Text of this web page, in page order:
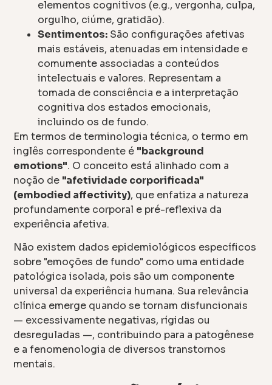
elementos cognitivos (e.g., vergonha, culpa,
orgulho, ciúme, gratidão).
Sentimentos: São configurações afetivas
mais estáveis, atenuadas em intensidade e
comumente associadas a conteúdos
intelectuais e valores. Representam a
tomada de consciência e a interpretação
cognitiva dos estados emocionais,
incluindo os de fundo.
Em termos de terminologia técnica, o termo em
inglês correspondente é "background
emotions". O conceito está alinhado com a
noção de "afetividade corporificada"
(embodied affectivity), que enfatiza a natureza
profundamente corporal e pré-reflexiva da
experiência afetiva.
Não existem dados epidemiológicos específicos
sobre "emoções de fundo" como uma entidade
patológica isolada, pois são um componente
universal da experiência humana. Sua relevância
clínica emerge quando se tornam disfuncionais
— excessivamente negativas, rígidas ou
desreguladas —, contribuindo para a patogênese
e a fenomenologia de diversos transtornos
mentais.